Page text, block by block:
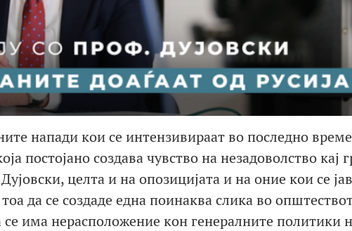
напади кои се интензивираат во последно
постојано создава чувство на незадоволство кај
целта и на опозицијата и на оние кои се
да се создаде една поинаква слика во
се има нерасположение кон генералните политики